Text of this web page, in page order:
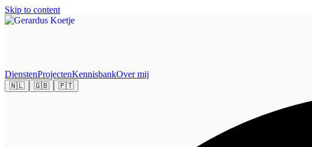
Skip to content
DienstenProjectenKennisbankOver mij
🇳🇱 🇬🇧 🇵🇹